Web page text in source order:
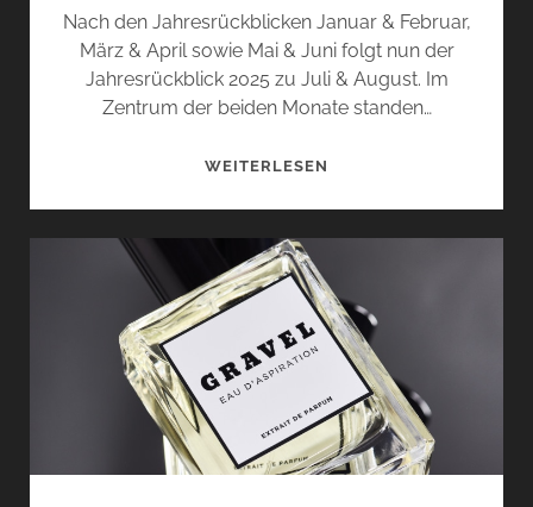
Nach den Jahresrückblicken Januar & Februar,
März & April sowie Mai & Juni folgt nun der
Jahresrückblick 2025 zu Juli & August. Im
Zentrum der beiden Monate standen…
WEITERLESEN
AUGUST